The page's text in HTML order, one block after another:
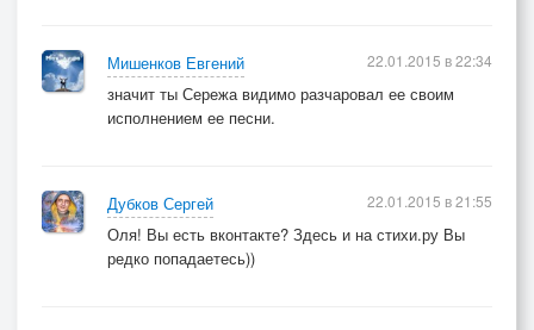
Мишенков Евгений
значит ты Сережа видимо разчаровал ее своим
исполнением ее песни.
22.01.2015 в 22:34
Дубков Сергей
Оля! Вы есть вконтакте? Здесь и на стихи.ру Вы
редко попадаетесь))
22.01.2015 в 21:55